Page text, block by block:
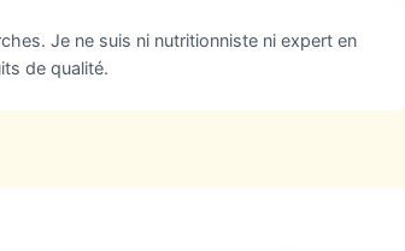
Je ne suis ni nutritionniste ni expert en
de qualité.